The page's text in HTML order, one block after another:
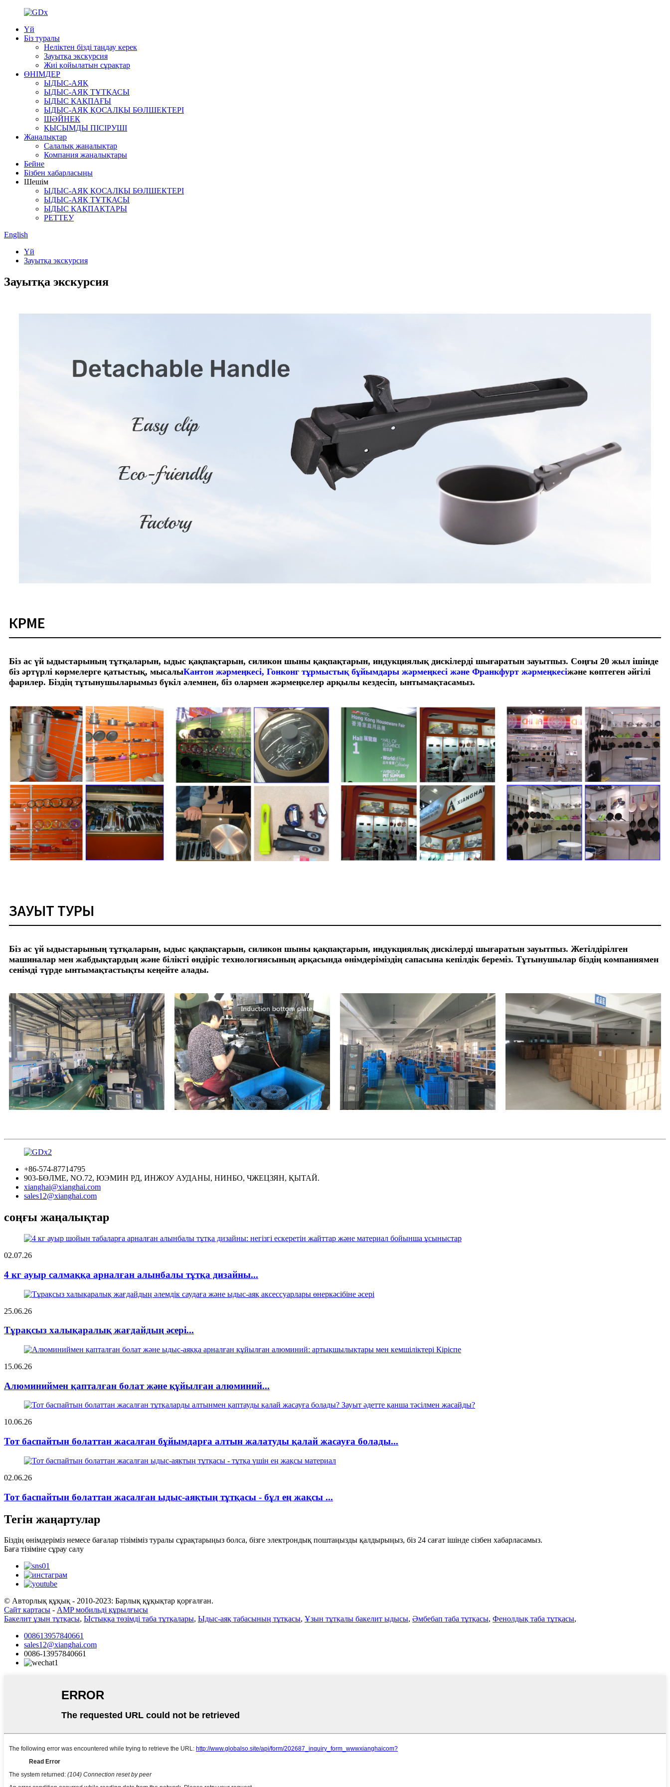
Үй
Біз туралы
Неліктен бізді таңдау керек
Зауытқа экскурсия
Жиі қойылатын сұрақтар
ӨНІМДЕР
ЫДЫС-АЯҚ
ЫДЫС-АЯҚ ТҰТҚАСЫ
ЫДЫС ҚАҚПАҒЫ
ЫДЫС-АЯҚ ҚОСАЛҚЫ БӨЛШЕКТЕРІ
ШӘЙНЕК
ҚЫСЫМДЫ ПІСІРУШІ
Жаңалықтар
Салалық жаңалықтар
Компания жаңалықтары
Бейне
Бізбен хабарласыңы
Шешім
ЫДЫС-АЯҚ ҚОСАЛҚЫ БӨЛШЕКТЕРІ
ЫДЫС-АЯҚ ТҰТҚАСЫ
ЫДЫС ҚАҚПАҚТАРЫ
РЕТТЕУ
English
Үй
Зауытқа экскурсия
Зауытқа экскурсия
КӨРМЕ
Біз ас үй ыдыстарының тұтқаларын, ыдыс қақпақтарын, силикон шыны қақпақтарын, индукциялық дискілерді шығаратын зауытпыз. Соңғы 20 жыл ішінде
біз әртүрлі көрмелерге қатыстық, мысалыКантон жәрмеңкесі, Гонконг тұрмыстық бұйымдары жәрмеңкесі және Франкфурт жәрмеңкесіжәне көптеген әйгілі
фарилер. Біздің тұтынушыларымыз бүкіл әлемнен, біз олармен жәрмеңкелер арқылы кездесіп, ынтымақтасамыз.
ЗАУЫТ ТУРЫ
Біз ас үй ыдыстарының тұтқаларын, ыдыс қақпақтарын, силикон шыны қақпақтарын, индукциялық дискілерді шығаратын зауытпыз. Жетілдірілген
машиналар мен жабдықтардың және білікті өндіріс технологиясының арқасында өнімдеріміздің сапасына кепілдік береміз. Тұтынушылар біздің компаниямен
сенімді түрде ынтымақтастықты кеңейте алады.
+86-574-87714795
903-БӨЛМЕ, NO.72, ЮЭМИН РД, ИНЖОУ АУДАНЫ, НИНБО, ЧЖЕЦЗЯН, ҚЫТАЙ.
xianghai@xianghai.com
sales12@xianghai.com
соңғы жаңалықтар
02.07.26
4 кг ауыр салмаққа арналған алынбалы тұтқа дизайны...
25.06.26
Тұрақсыз халықаралық жағдайдың әсері...
15.06.26
Алюминиймен қапталған болат және құйылған алюминий...
10.06.26
Тот баспайтын болаттан жасалған бұйымдарға алтын жалатуды қалай жасауға болады...
02.06.26
Тот баспайтын болаттан жасалған ыдыс-аяқтың тұтқасы - бұл ең жақсы ...
Тегін жаңартулар
Біздің өнімдеріміз немесе бағалар тізіміміз туралы сұрақтарыңыз болса, бізге электрондық поштаңызды қалдырыңыз, біз 24 сағат ішінде сізбен хабарласамыз.
Баға тізіміне сұрау салу
© Авторлық құқық - 2010-2023: Барлық құқықтар қорғалған.
Сайт картасы - AMP мобильді құрылғысы
Бакелит ұзын тұтқасы, Ыстыққа төзімді таба тұтқалары, Ыдыс-аяқ табасының тұтқасы, Ұзын тұтқалы бакелит ыдысы, Әмбебап таба тұтқасы, Фенолдық таба тұтқасы,
008613957840661
sales12@xianghai.com
0086-13957840661